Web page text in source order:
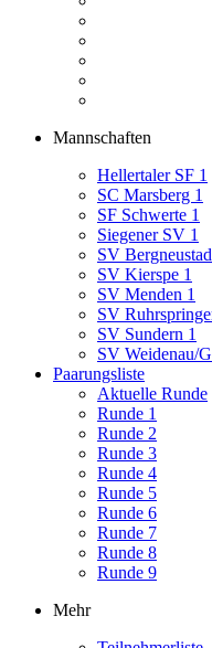
Mannschaften
Hellertaler SF 1
SC Marsberg 1
SF Schwerte 1
Siegener SV 1
SV
SV Kierspe 1
SV Menden 1
SV
SV Sundern 1
SV Weidenau/
Paarungsliste
Aktuelle Runde
Runde 1
Runde 2
Runde 3
Runde 4
Runde 5
Runde 6
Runde 7
Runde 8
Runde 9
Mehr